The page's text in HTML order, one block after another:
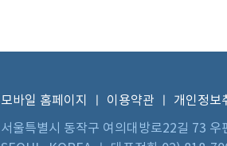
모바일 홈페이지 이용약관
개인정보
서울특별시 동작구 여의대방로22길 73